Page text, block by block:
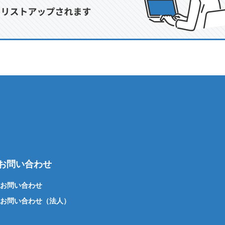
問い合わせ
お問い合わせ
お問い合わせ（法人）